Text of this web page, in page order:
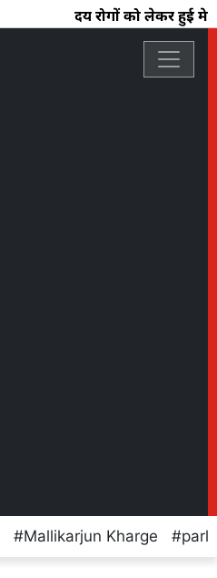
हृदय रोगों को लेकर हुई
Mallikarjun Kharge